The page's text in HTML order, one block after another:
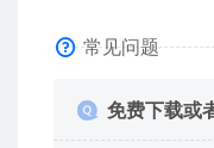
常见问题
免费下载或